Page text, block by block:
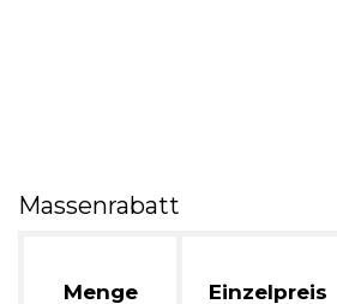
Massenrabatt
Menge Einzelpreis